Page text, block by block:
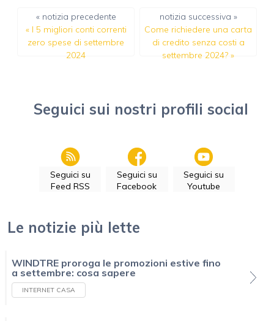
« notizia precedente
« I 5 migliori conti correnti
zero spese di settembre
2024
notizia successiva »
Come richiedere una carta
di credito senza costi a
settembre 2024? »
Seguici sui nostri profili social
Seguici su
Feed RSS
Seguici su
Facebook
Seguici su
Youtube
Le notizie più lette
WINDTRE proroga le promozioni estive fino
a settembre: cosa sapere
INTERNET CASA